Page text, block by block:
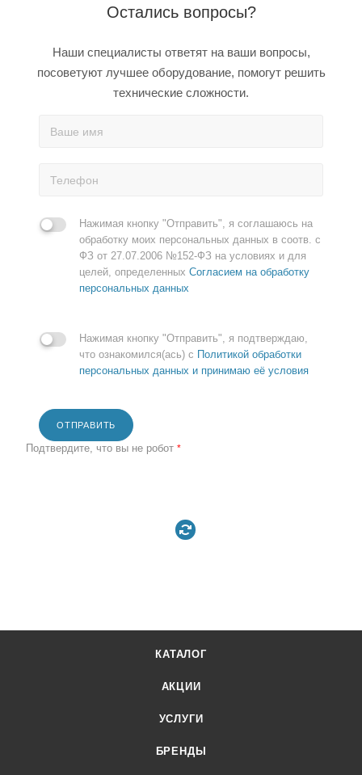
Остались вопросы?
Наши специалисты ответят на ваши вопросы,
посоветуют лучшее оборудование, помогут решить
технические сложности.
Нажимая кнопку "Отправить", я соглашаюсь на
обработку моих персональных данных в соотв. с
ФЗ от 27.07.2006 №152-ФЗ на условиях и для
целей, определенных Согласием на обработку
персональных данных
Нажимая кнопку "Отправить", я подтверждаю,
что ознакомился(ась) с Политикой обработки
персональных данных и принимаю её условия
ОТПРАВИТЬ
Подтвердите, что вы не робот *
КАТАЛОГ
АКЦИИ
УСЛУГИ
БРЕНДЫ